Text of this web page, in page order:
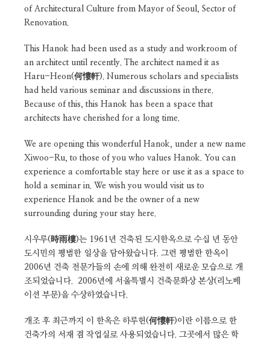
of Architectural Culture from Mayor of Seoul, Sector of
Renovation.
This Hanok had been used as a study and workroom of
an architect until recently. The architect named it as
Haru-Heon(何慺軒). Numerous scholars and specialists
had held various seminar and discussions in there.
Because of this, this Hanok has been a space that
architects have cherished for a long time.
We are opening this wonderful Hanok, under a new name
Xiwoo-Ru, to those of you who values Hanok. You can
experience a comfortable stay here or use it as a space to
hold a seminar in. We wish you would visit us to
experience Hanok and be the owner of a new
surrounding during your stay here.
시우루(時雨樓)는 1961년 건축된 도시한옥으로 수십 년 동안
도시민의 평범한 일상을 담아왔습니다. 그런 평범한 한옥이
2006년 건축 전문가들의 손에 의해 완전히 새로운 모습으로 개
조되었습니다. 2006년에 서울특별시 건축문화상 본상(리노베
이션 부문)을 수상하였습니다.
개조 후 최근까지 이 한옥은 하루헌(何慺軒)이란 이름으로 한
건축가의 서재 겸 작업실로 사용되었습니다. 그곳에서 많은 학